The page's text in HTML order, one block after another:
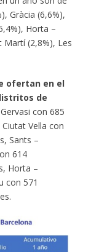
Gràcia (6,6%),
Horta –
Martí (2,8%), Les
ofertan en el
de
con 685
Vella con
Sants –
614
Horta –
con 571